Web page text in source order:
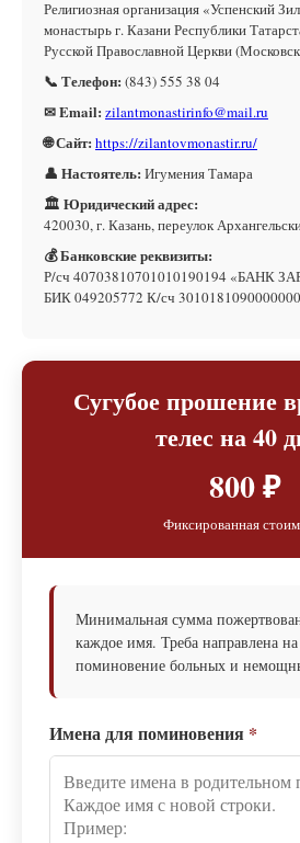
Религиозная организация «Успенский
монастырь г. Казани Республики
Русской Православной Церкви
📞 Телефон: (843) 555 38 04
✉ Email: zilantmonastirinfo@mail.ru
🌐 Сайт: https://zilantovmonastir.ru/
👤 Настоятель: Игумения Тамара
🏛 Юридический адрес:
420030, г. Казань, переулок
💰 Банковские реквизиты:
Р/сч 40703810701010190194 «БАНК
БИК 049205772 К/сч
Сугубое прошение
телес на 40
800 ₽
Фиксированная
Минимальная сумма
каждое имя. Треба направлена
поминовение больных и
Имена для поминовения *